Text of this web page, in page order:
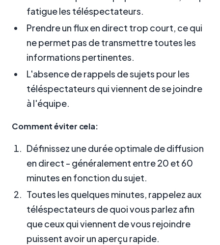
fatigue les téléspectateurs.
Prendre un flux en direct trop court, ce qui
ne permet pas de transmettre toutes les
informations pertinentes.
L'absence de rappels de sujets pour les
téléspectateurs qui viennent de se joindre
à l'équipe.
Comment éviter cela:
Définissez une durée optimale de diffusion
en direct - généralement entre 20 et 60
minutes en fonction du sujet.
Toutes les quelques minutes, rappelez aux
téléspectateurs de quoi vous parlez afin
que ceux qui viennent de vous rejoindre
puissent avoir un aperçu rapide.